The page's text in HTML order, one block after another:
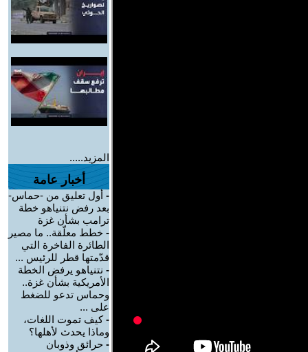
المزيد.....
أخبار عامة
- أول تعليق من -حماس-
بعد رفض نتنياهو خطة
ترامب بشأن غزة
- خطط معلّقة.. ما مصير
الطائرة الفاخرة التي
قدّمتها قطر للرئيس ...
- نتنياهو يرفض الخطة
الأمريكية بشأن غزة..
وحماس تدعو للضغط
على ...
-كيف تموت اللغات،
وماذا يحدث لأهلها؟
- حرائق وذوبان